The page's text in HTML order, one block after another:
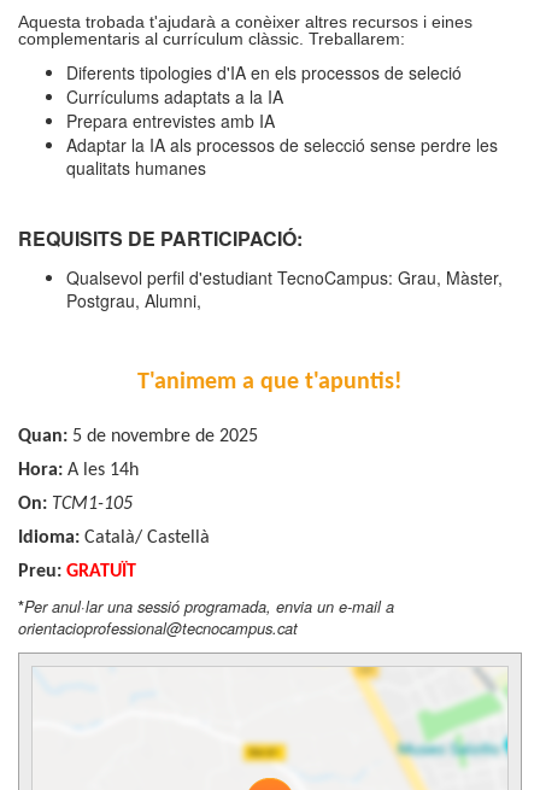
Aquesta trobada t'ajudarà a conèixer altres recursos i eines
complementaris al currículum clàssic. Treballarem:
Diferents tipologies d'IA en els processos de seleció
Currículums adaptats a la IA
Prepara entrevistes amb IA
Adaptar la IA als processos de selecció sense perdre les
qualitats humanes
REQUISITS DE PARTICIPACIÓ:
Qualsevol perfil d'estudiant TecnoCampus: Grau, Màster,
Postgrau, Alumni,
T'animem a que t'apuntis!
Quan: 5 de novembre de 2025
Hora: A les 14h
On: TCM1-105
Idioma: Català/ Castellà
Preu: GRATUÏT
*Per anul·lar una sessió programada, envia un e-mail a
orientacioprofessional@tecnocampus.cat